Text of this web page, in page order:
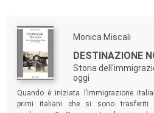
Monica Miscali
DESTINAZIONE
Storia
oggi
Quando è iniziata l’immigrazione
primi italiani che si sono trasferiti